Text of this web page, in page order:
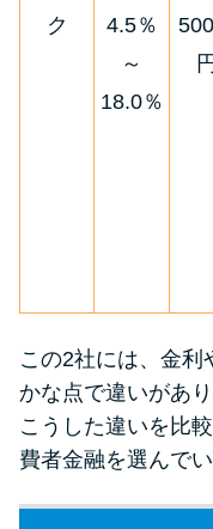
や
学
る
学
ク
4.5％
～
18.0％
この2社には、金利
かな点で違いがあり
こうした違いを比
費者金融を選んでい